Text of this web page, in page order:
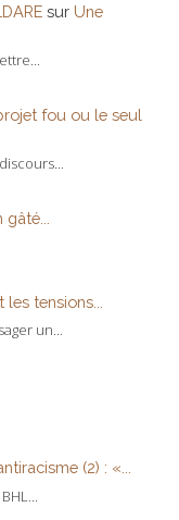
sur Une
fou ou le seul
tensions...
un...
(2) : «...